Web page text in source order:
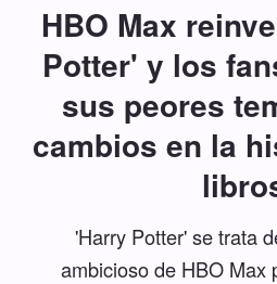
HBO Max
Potter' y los
sus peores
cambios en la
'Harry Potter' se trata
ambicioso de HBO Max